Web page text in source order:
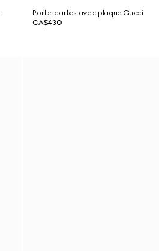
Porte-cartes avec plaque Gucci
CA$430